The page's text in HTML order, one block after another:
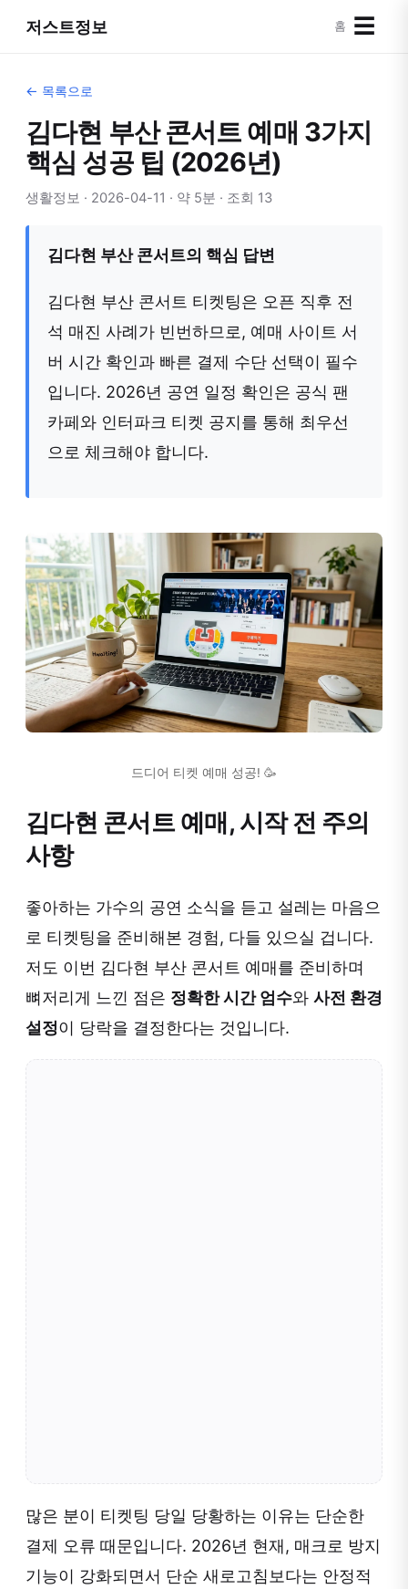
저스트정보 홈 ☰
← 목록으로
김다현 부산 콘서트 예매 3가지
핵심 성공 팁 (2026년)
생활정보 · 2026-04-11 · 약 5분 · 조회 13
김다현 부산 콘서트의 핵심 답변
김다현 부산 콘서트 티켓팅은 오픈 직후 전
석 매진 사례가 빈번하므로, 예매 사이트 서
버 시간 확인과 빠른 결제 수단 선택이 필수
입니다. 2026년 공연 일정 확인은 공식 팬
카페와 인터파크 티켓 공지를 통해 최우선
으로 체크해야 합니다.
드디어 티켓 예매 성공! 🥳
김다현 콘서트 예매, 시작 전 주의
사항
좋아하는 가수의 공연 소식을 듣고 설레는 마음으
로 티켓팅을 준비해본 경험, 다들 있으실 겁니다.
저도 이번 김다현 부산 콘서트 예매를 준비하며
뼈저리게 느낀 점은 정확한 시간 엄수와 사전 환경
설정이 당락을 결정한다는 것입니다.
많은 분이 티켓팅 당일 당황하는 이유는 단순한
결제 오류 때문입니다. 2026년 현재, 매크로 방지
기능이 강화되면서 단순 새로고침보다는 안정적